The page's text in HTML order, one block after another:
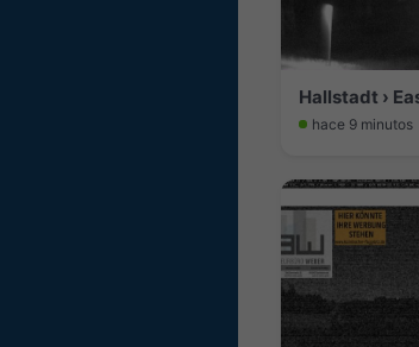
hace 9 minutos